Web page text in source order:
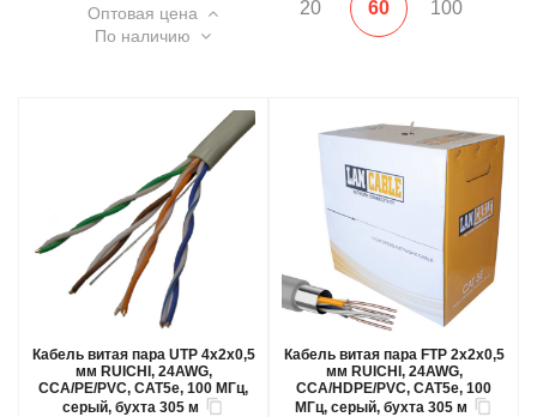
Оптовая цена
По наличию
20 60 100
Кабель витая пара UTP 4х2х0,5
мм RUICHI, 24AWG,
ССА/PE/PVC, CAT5e, 100 МГц,
серый, бухта 305 м
Кабель витая пара FTP 2х2х0,5
мм RUICHI, 24AWG,
ССА/HDPE/PVC, CAT5e, 100
МГц, серый, бухта 305 м